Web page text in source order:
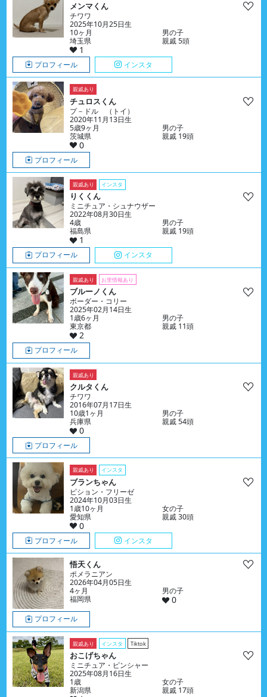
メンマくん
チワワ
2025年10月25日生
10ヶ月
男の子
埼玉県
親戚 5頭
1
プロフィール インスタ
親戚あり
チュロスくん
プ－ドル （トイ）
2020年11月13日生
5歳9ヶ月
男の子
茨城県
親戚 19頭
0
プロフィール
親戚あり インスタ
りくくん
ミニチュア・シュナウザー
2022年08月30日生
4歳
男の子
福島県
親戚 19頭
1
プロフィール インスタ
親戚あり お里情報あり
ブルーノくん
ボーダー・コリー
2025年02月14日生
1歳6ヶ月
男の子
東京都
親戚 11頭
2
プロフィール
親戚あり
クルタくん
チワワ
2016年07月17日生
10歳1ヶ月
男の子
兵庫県
親戚 54頭
0
プロフィール
親戚あり インスタ
ブランちゃん
ビション・フリーゼ
2024年10月03日生
1歳10ヶ月
女の子
愛知県
親戚 30頭
0
プロフィール インスタ
悟天くん
ポメラニアン
2026年04月05日生
4ヶ月
男の子
福岡県
0
プロフィール
親戚あり インスタ Tiktok
おこげちゃん
ミニチュア・ピンシャー
2025年08月16日生
1歳
女の子
新潟県
親戚 17頭